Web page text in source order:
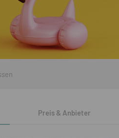
Preis & Anbieter